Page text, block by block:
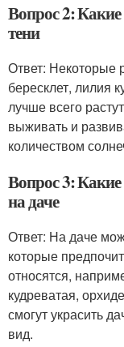
Вопрос 2: Какие
тени
Ответ: Некоторые
бересклет, лилия
лучше всего
выживать и
количеством
Вопрос 3: Какие
на даче
Ответ: На даче
которые
относятся,
кудреватая,
смогут украсить
вид.